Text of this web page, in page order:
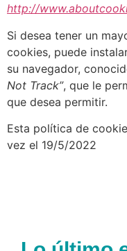
http://
Si desea tener un
cookies, puede
su navegador,
Not Track”, que le
que desea permitir.
Esta política de
vez el 19/5/2022